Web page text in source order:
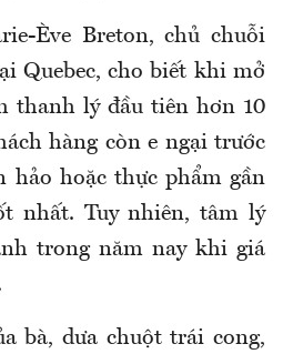
Ève Breton, chủ chuỗi
Quebec, cho biết khi mở
thanh lý đầu tiên hơn 10
hàng còn e ngại trước
hảo hoặc thực phẩm gần
nhất. Tuy nhiên, tâm lý
trong năm nay khi giá
bà, dưa chuột trái cong,